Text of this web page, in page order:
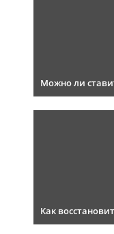
Можно ли
Как